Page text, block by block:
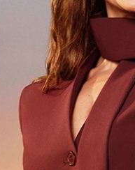
de moda é asandália Dakota
A trend animal print também
seu bem-estar. Por isso,
Do casual ao social e do
Navegue por